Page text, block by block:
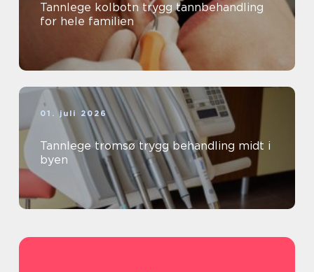
Tannlege kolbotn trygg tannbehandling
for hele familien
01. juli 2026
Tannlege tromsø trygg behandling midt i
byen